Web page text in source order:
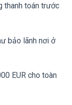
thanh toán trước
bảo lãnh nơi ở
EUR cho toàn